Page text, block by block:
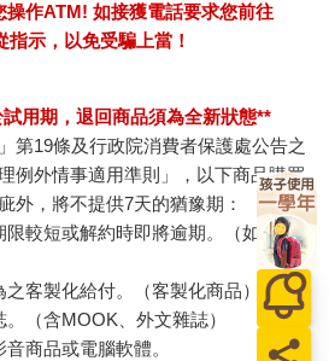
作ATM! 如接獲電話要求您前往
示，以免受騙上當！
用期，退回商品須為全新狀態**
第19條及行政院消費者保護處公告之
例外情事適用準則」，以下商品購買
外，將不提供7天的猶豫期：
限較短或解約時即將逾期。（如：生
客製化給付。（客製化商品）
（含MOOK、外文雜誌）
商品或電腦軟體。